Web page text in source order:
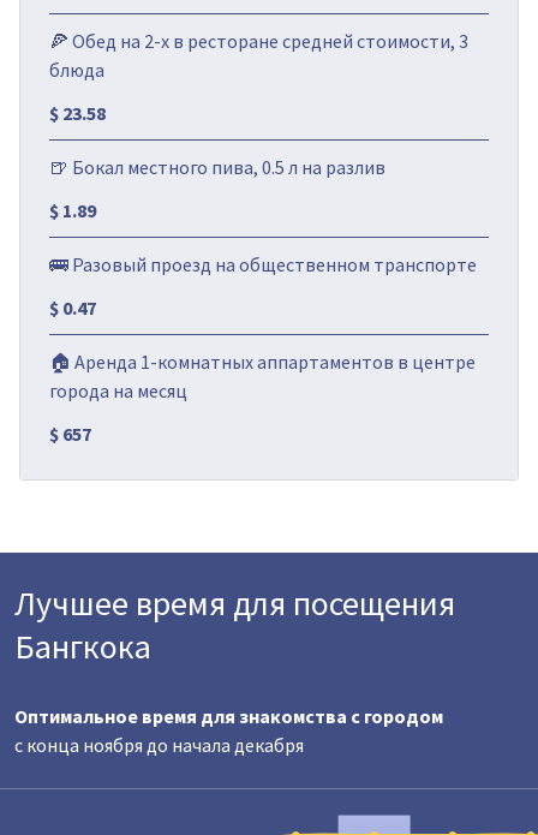
🍕 Обед на 2-х в ресторане средней стоимости, 3
блюда
$ 23.58
🍺 Бокал местного пива, 0.5 л на разлив
$ 1.89
🚌 Разовый проезд на общественном транспорте
$ 0.47
🏠 Аренда 1-комнатных аппартаментов в центре
города на месяц
$ 657
Лучшее время для посещения
Бангкока
Оптимальное время для знакомства с городом
с конца ноября до начала декабря